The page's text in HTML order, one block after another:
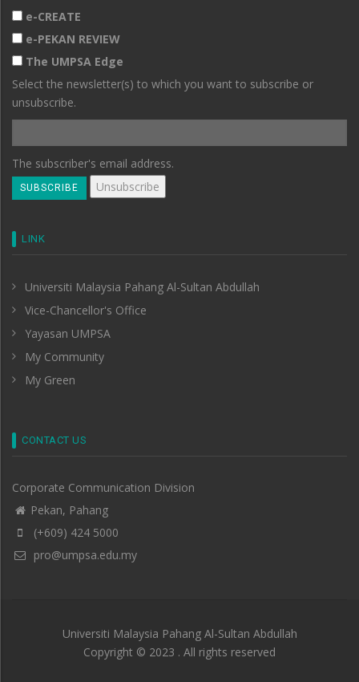
e-CREATE
e-PEKAN REVIEW
The UMPSA Edge
Select the newsletter(s) to which you want to subscribe or
unsubscribe.
The subscriber's email address.
LINK
Universiti Malaysia Pahang Al-Sultan Abdullah
Vice-Chancellor's Office
Yayasan UMPSA
My Community
My Green
CONTACT US
Corporate Communication Division
Pekan, Pahang
(+609) 424 5000
pro@umpsa.edu.my
Universiti Malaysia Pahang Al-Sultan Abdullah
Copyright © 2023 . All rights reserved